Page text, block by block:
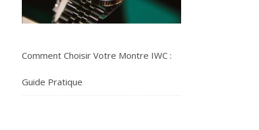
Comment Choisir Votre Montre IWC :
Guide Pratique